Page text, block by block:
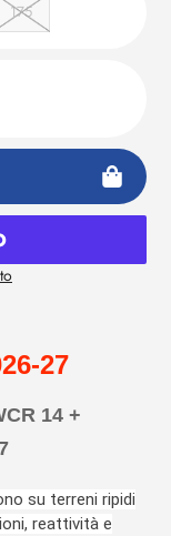
175
27
14 +
su terreni ripidi
reattività e